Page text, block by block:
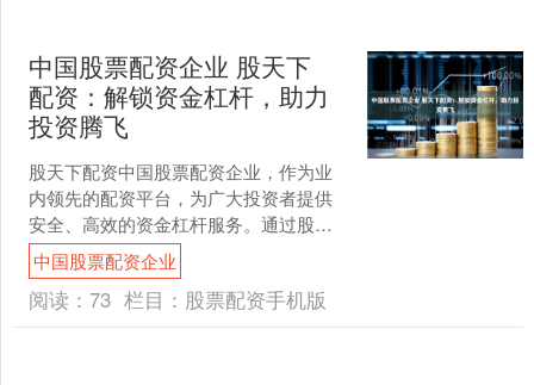
中国股票配资企业 股天下
配资：解锁资金杠杆，助力
投资腾飞
股天下配资中国股票配资企业，作为业
内领先的配资平台，为广大投资者提供
安全、高效的资金杠杆服务。通过股天
下配资，投资者可以放大资金体量，提
升投资收益率，实现财富增....
中国股票配资企业
阅读： 73 栏目： 股票配资手机版